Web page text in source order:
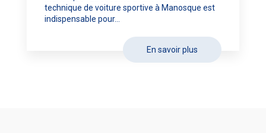
technique de voiture sportive à Manosque est
indispensable pour...
En savoir plus